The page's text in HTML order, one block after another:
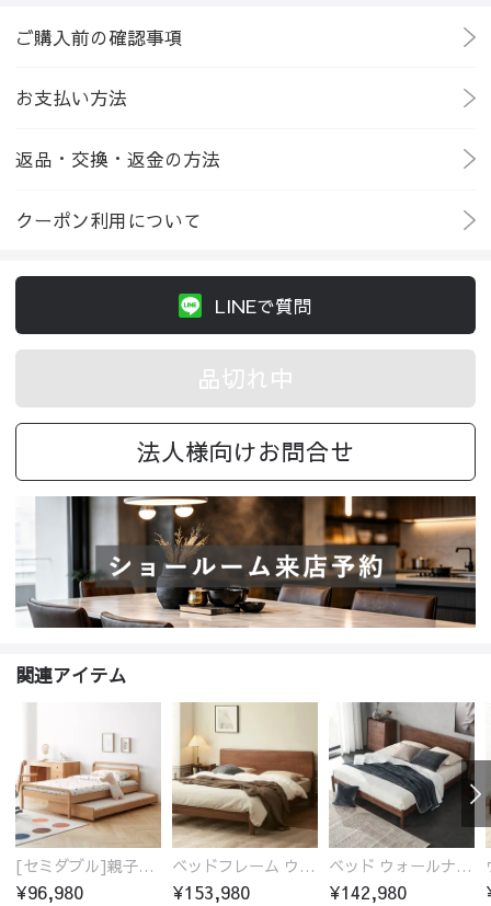
ご購入前の確認事項
お支払い方法
返品・交換・返金の方法
クーポン利用について
LINEで質問
品切れ中
法人様向けお問合せ
関連アイテム
[セミダブル]親子ベッド 木製 ブナ材 無垢材100%
¥96,980
ベッドフレーム ウォールナット無垢材 高品質塗装
¥153,980
ベッド ウォールナットフレーム 通気性 ベッドフレーム すのこ ベッド 木製 ダブル おしゃれ 150*200cm 180*200cm スノコベッド
¥142,980